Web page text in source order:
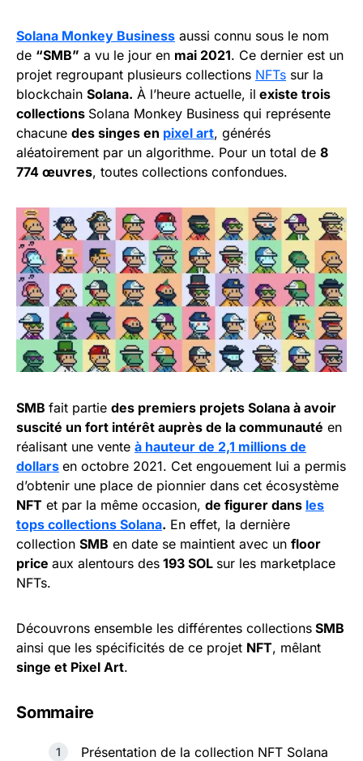
Solana Monkey Business aussi connu sous le nom
de “SMB” a vu le jour en mai 2021. Ce dernier est un
projet regroupant plusieurs collections NFTs sur la
blockchain Solana. À l’heure actuelle, il existe trois
collections Solana Monkey Business qui représente
chacune des singes en pixel art, générés
aléatoirement par un algorithme. Pour un total de 8
774 œuvres, toutes collections confondues.
SMB fait partie des premiers projets Solana à avoir
suscité un fort intérêt auprès de la communauté en
réalisant une vente à hauteur de 2,1 millions de
dollars en octobre 2021. Cet engouement lui a permis
d’obtenir une place de pionnier dans cet écosystème
NFT et par la même occasion, de figurer dans les
tops collections Solana. En effet, la dernière
collection SMB en date se maintient avec un floor
price aux alentours des 193 SOL sur les marketplace
NFTs.
Découvrons ensemble les différentes collections SMB
ainsi que les spécificités de ce projet NFT, mêlant
singe et Pixel Art.
Sommaire
Présentation de la collection NFT Solana